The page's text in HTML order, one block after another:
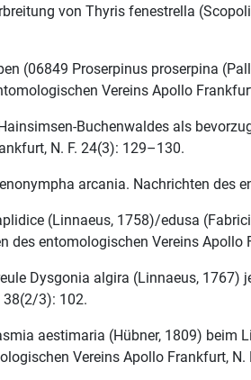
von Thyris fenestrella
(06849 Proserpinus proserpina
Vereins Apollo
Buchenwaldes als
N. F. 24(3): 129–130.
arcania. Nachrichten des
(Linnaeus, 1758)/edusa
des entomologischen Vereins
Dysgonia algira (Linnaeus,
38(2/3): 102.
aestimaria (Hübner, 1809) beim
Vereins Apollo Frankfurt, N.